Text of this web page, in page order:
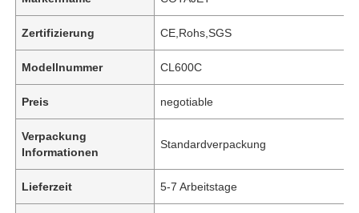
Zertifizierung CE,Rohs,SGS
Modellnummer CL600C
Preis negotiable
Verpackung
Informationen
Standardverpackung
Lieferzeit 5-7 Arbeitstage